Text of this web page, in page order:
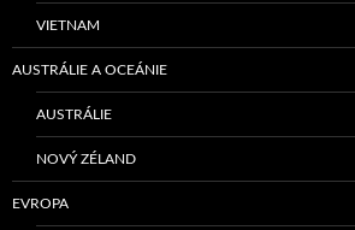
VIETNAM
AUSTRÁLIE A OCEÁNIE
AUSTRÁLIE
NOVÝ ZÉLAND
EVROPA